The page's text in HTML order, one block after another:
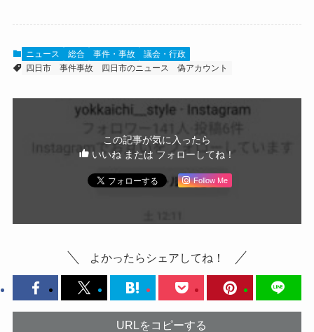
ニュース 総合 事件・事故
議会・行政
四日市
事件事故 四日市のニュース 偽アカウント
この記事が気に入ったら
いいね または フォローしてね！
Follow Me
よかったらシェアしてね！
URLをコピーする